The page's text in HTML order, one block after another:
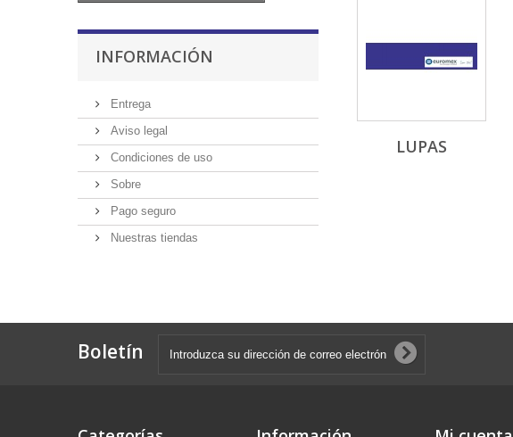
INFORMACIÓN
Entrega
Aviso legal
Condiciones de uso
Sobre
Pago seguro
Nuestras tiendas
LUPAS
Boletín